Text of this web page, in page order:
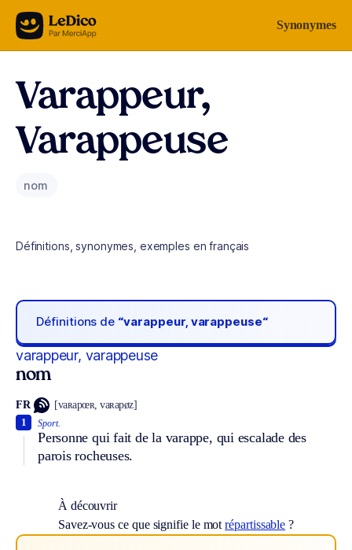
Aller au contenu Synonymes
Varappeur,
Varappeuse
nom
Définitions, synonymes, exemples en français
Définitions de “varappeur, varappeuse“
varappeur, varappeuse
nom
FR [vaʀapœʀ, vaʀapøz]
Sport.
Personne qui fait de la varappe, qui escalade des
parois rocheuses.
1
À découvrir
Savez-vous ce que signifie le motrépartissable ?